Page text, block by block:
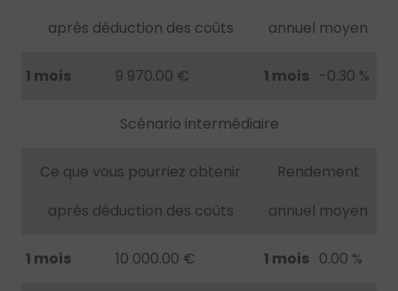
après déduction des coûts
annuel moyen
1 mois 9 970.00 € 1 mois -0.30 %
Scénario intermédiaire
Ce que vous pourriez obtenir
après déduction des coûts
Rendement
annuel moyen
1 mois 10 000.00 € 1 mois 0.00 %